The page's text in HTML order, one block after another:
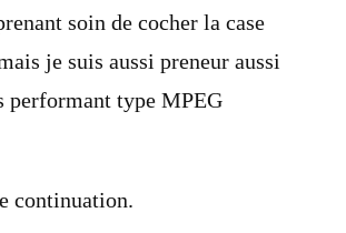
soin de cocher la case
je suis aussi preneur aussi
performant type MPEG
continuation.